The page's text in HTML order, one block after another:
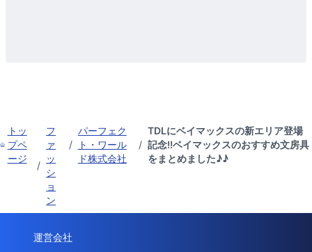
トッ
プペ
ージ
/
フ
ァ
ッ
シ
ョ
ン
/
パーフェク
ト・ワール
ド株式会社
/
TDLにベイマックスの新エリア登場
記念!!ベイマックスのおすすめ文房具
をまとめました♪♪
運営会社